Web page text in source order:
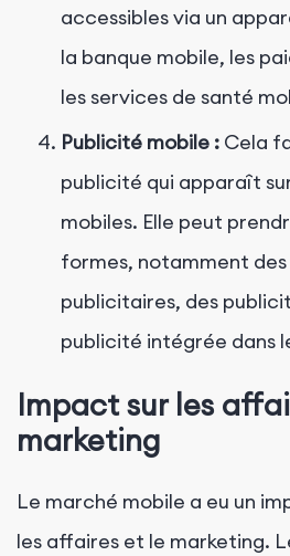
accessibles via un
la banque mobile, les
les services de santé
Publicité mobile : Cela
publicité qui apparaît
mobiles. Elle peut
formes, notamment
publicitaires, des
publicité intégrée dans
Impact sur les
marketing
Le marché mobile a eu un
les affaires et le marketing.